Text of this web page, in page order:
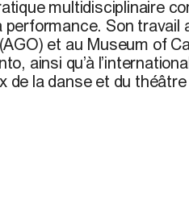
multidisciplinaire
performance. Son travail
et au Museum of
ainsi qu’à
de la danse et du théâtre